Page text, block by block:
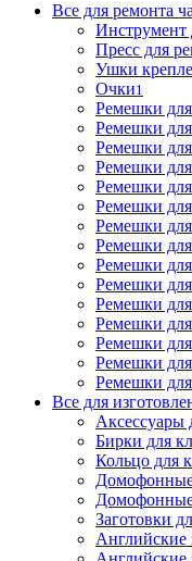
Все для ремонта
Инструмент
Пресс для
Ушки
Очки1
Ремешки
Ремешки
Ремешки
Ремешки
Ремешки
Ремешки
Ремешки
Ремешки
Ремешки
Ремешки
Ремешки
Ремешки
Ремешки
Ремешки
Ремешки для
Все для
Аксессуары
Бирки для
Кольцо для
Домофонные
Домофонные
Заготовки
Английские